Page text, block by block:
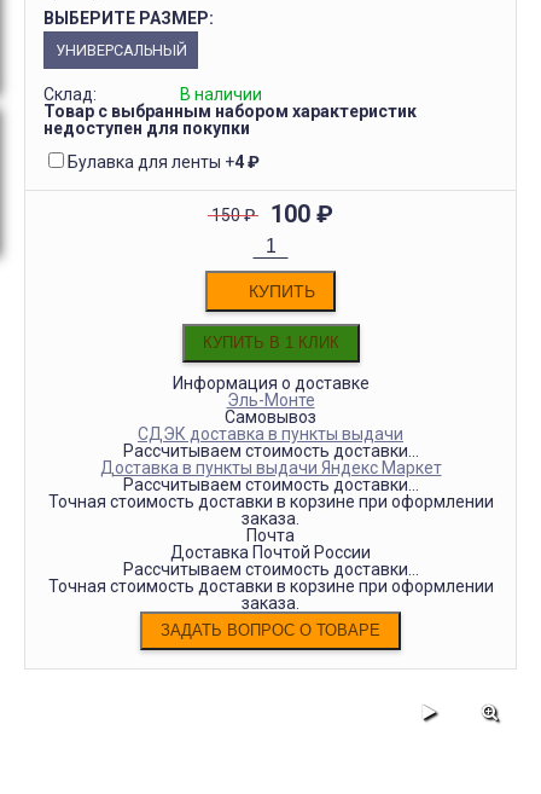
ВЫБЕРИТЕ РАЗМЕР:
УНИВЕРСАЛЬНЫЙ
Склад:
В наличии
Товар с выбранным набором характеристик
недоступен для покупки
Булавка для ленты +4₽
150₽ 100 ₽
КУПИТЬ
Информация о доставке
Эль-Монте
Самовывоз
СДЭК доставка в пункты выдачи
Рассчитываем стоимость доставки...
Доставка в пункты выдачи Яндекс Маркет
Рассчитываем стоимость доставки...
Точная стоимость доставки в корзине при оформлении
заказа.
Почта
Доставка Почтой России
Рассчитываем стоимость доставки...
Точная стоимость доставки в корзине при оформлении
заказа.